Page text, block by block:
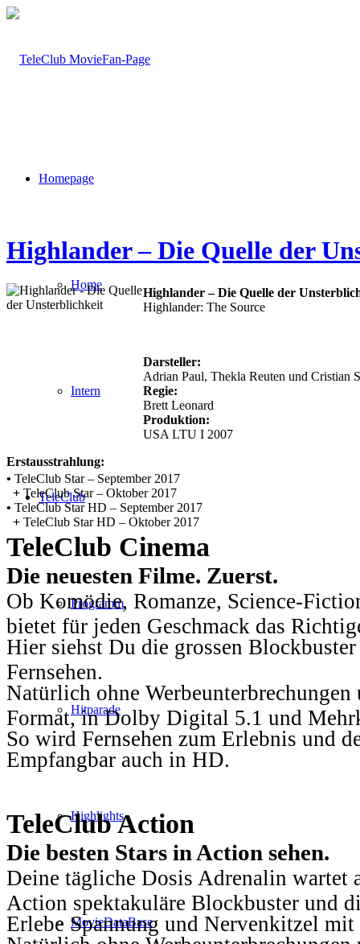
Homepage
Home
Intern
TeleClub
Programm
Hitparade
Highlights
MovieDataBase
Highlander – Die Quelle der
Highlander – Die Quelle der
Highlander: The Source
Darsteller:
Adrian Paul, Thekla Reuten und Cristian
Regie:
Brett Leonard
Produktion:
USA LTU I 2007
Erstausstrahlung:
• TeleClub Star – September 2017
+ TeleClub Star – Oktober 2017
• TeleClub Star HD – September 2017
+ TeleClub Star HD – Oktober 2017
TeleClub Cinema
Die neuesten Filme. Zuerst.
Ob Komödie, Romanze, Science-
bietet für jeden Geschmack das
Hier siehst Du die grossen
Fernsehen.
Natürlich ohne
Format, in Dolby Digital 5.1 und
So wird Fernsehen zum Erlebnis und
Empfangbar auch in HD.
TeleClub Action
Die besten Stars in Action sehen.
Deine tägliche Dosis Adrenalin wartet
Action spektakuläre Blockbuster und
Erlebe Spannung und Nervenkitzel